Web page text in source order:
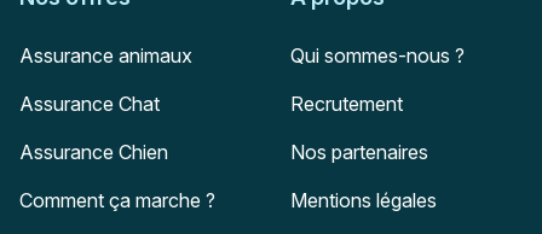
Assurance animaux
Assurance Chat
Assurance Chien
Comment ça marche ?
Qui sommes-nous ?
Recrutement
Nos partenaires
Mentions légales